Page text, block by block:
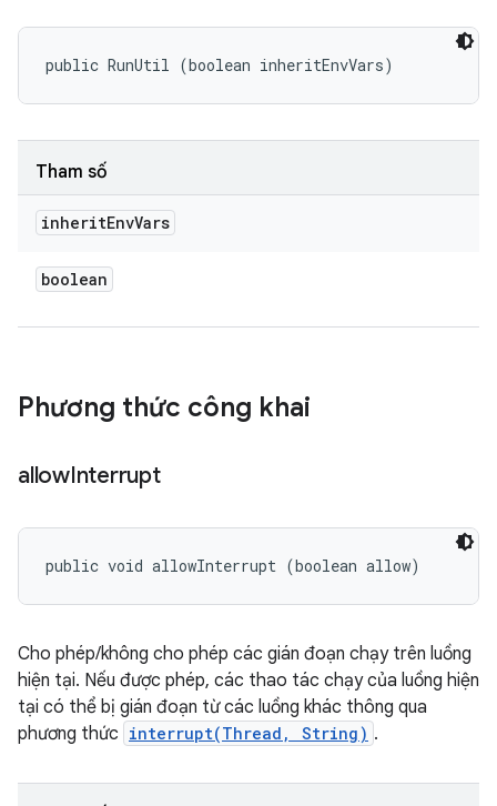
public RunUtil (boolean inheritEnvVars)
Tham số
inheritEnvVars
boolean
Phương thức công khai
allowInterrupt
public void allowInterrupt (boolean allow)
Cho phép/không cho phép các gián đoạn chạy trên luồng
hiện tại. Nếu được phép, các thao tác chạy của luồng hiện
tại có thể bị gián đoạn từ các luồng khác thông qua
phương thức interrupt(Thread, String) .